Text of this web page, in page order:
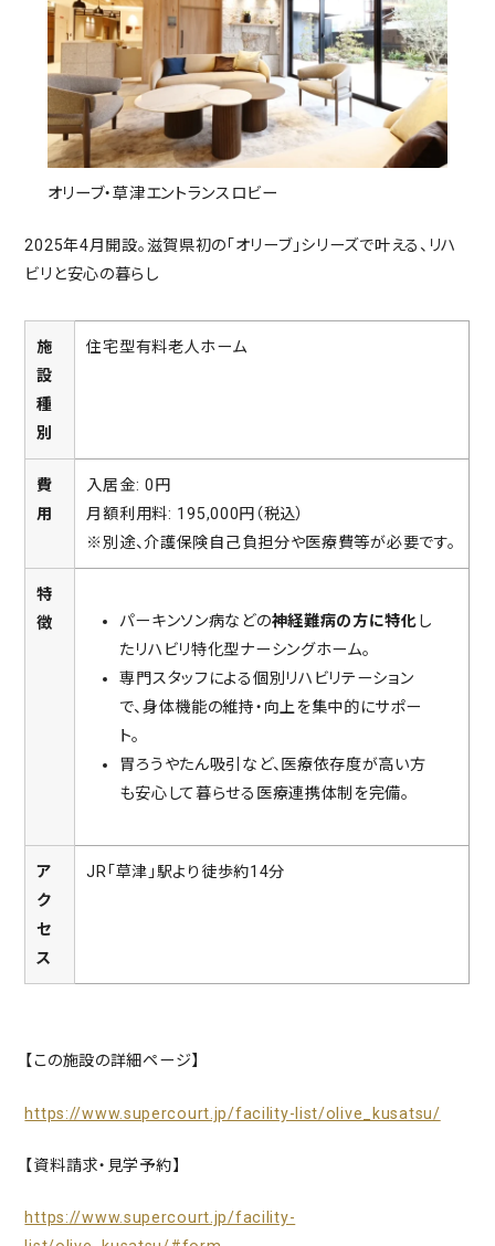
オリーブ・草津エントランスロビー
2025年4月開設。滋賀県初の「オリーブ」シリーズで叶える、リハ
ビリと安心の暮らし
施
設
種
別
住宅型有料老人ホーム
費
用
入居金: 0円
月額利用料: 195,000円（税込）
※別途、介護保険自己負担分や医療費等が必要です。
特
徴
パーキンソン病などの神経難病の方に特化し
たリハビリ特化型ナーシングホーム。
専門スタッフによる個別リハビリテーション
で、身体機能の維持・向上を集中的にサポー
ト。
胃ろうやたん吸引など、医療依存度が高い方
も安心して暮らせる医療連携体制を完備。
ア
ク
セ
ス
JR「草津」駅より徒歩約14分
【この施設の詳細ページ】
https://www.supercourt.jp/facility-list/olive_kusatsu/
【資料請求・見学予約】
https://www.supercourt.jp/facility-